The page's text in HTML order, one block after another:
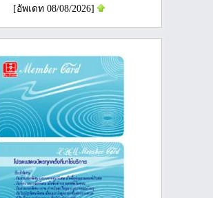
[อัพเดท 08/08/2026]